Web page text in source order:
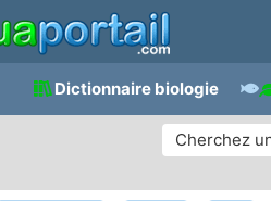
Dictionnaire biologie